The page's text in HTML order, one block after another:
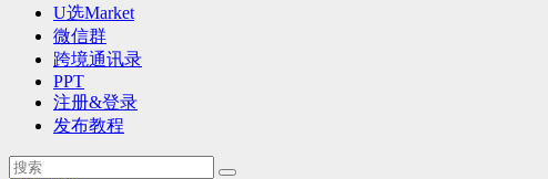
U选Market
微信群
跨境通讯录
PPT
注册&登录
发布教程